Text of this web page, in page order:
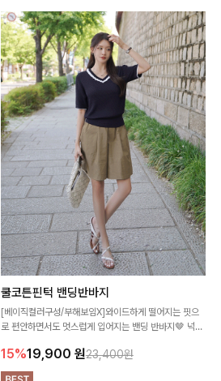
쿨코튼핀턱 밴딩반바지
[베이직컬러구성/부해보임X]와이드하게 떨어지는 핏으
로 편안하면서도 멋스럽게 입어지는 밴딩 반바지🤎 넉넉
높게 즐겨지는 아이템!
15%19,900 원23,400원